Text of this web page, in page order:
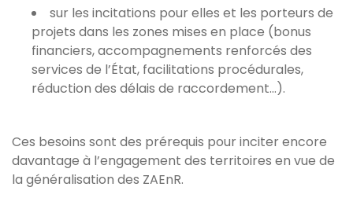
sur les incitations pour elles et les porteurs de
projets dans les zones mises en place (bonus
financiers, accompagnements renforcés des
services de l’État, facilitations procédurales,
réduction des délais de raccordement…).
Ces besoins sont des prérequis pour inciter encore
davantage à l’engagement des territoires en vue de
la généralisation des ZAEnR.